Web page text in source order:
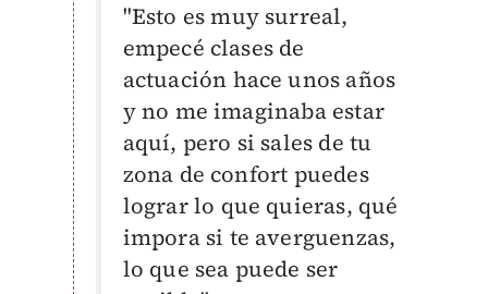
"Esto es muy surreal,
empecé clases de
actuación hace unos años
y no me imaginaba estar
aquí, pero si sales de tu
zona de confort puedes
lograr lo que quieras, qué
impora si te averguenzas,
lo que sea puede ser